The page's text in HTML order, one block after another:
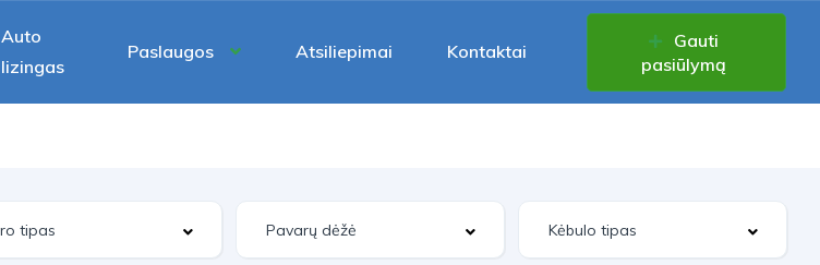
Auto
lizingas
Paslaugos Atsiliepimai Kontaktai
Gauti
pasiūlymą